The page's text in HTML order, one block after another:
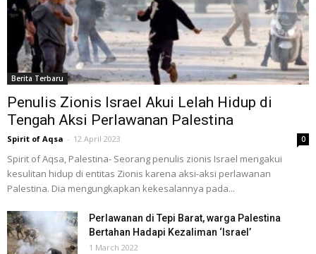
Berita Terbaru
Penulis Zionis Israel Akui Lelah Hidup di
Tengah Aksi Perlawanan Palestina
Spirit of Aqsa - 12 April 2023 0
Spirit of Aqsa, Palestina- Seorang penulis zionis Israel mengakui
kesulitan hidup di entitas Zionis karena aksi-aksi perlawanan
Palestina. Dia mengungkapkan kekesalannya pada...
Perlawanan di Tepi Barat, warga Palestina
Bertahan Hadapi Kezaliman ‘Israel’
1 March 2022